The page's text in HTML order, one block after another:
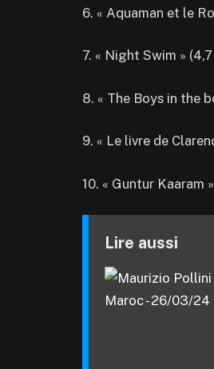
6. « Aquaman et le
7. « Night Swim »
8. « The Boys in the
9. « Le livre de
10. « Guntur Kaaram
Lire aussi